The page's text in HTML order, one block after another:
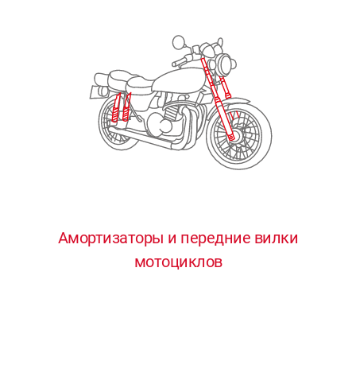
Амортизаторы и передние вилки
мотоциклов
0 1
2
3
4
6
7
2
3
4
6
7
2
3
4
6
7
2
3
4
6
3
4
6